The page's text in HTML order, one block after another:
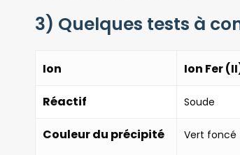
3) Quelques tests à
Ion Ion Fer
Réactif Soude
Couleur du précipité Vert foncé